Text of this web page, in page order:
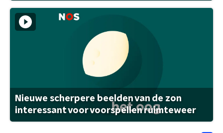
Nieuwe scherpere beelden van de zon
interessant voor voorspellen ruimteweer